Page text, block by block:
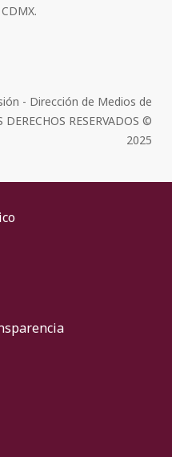
- Dirección de Medios de
RESERVADOS ©
2025